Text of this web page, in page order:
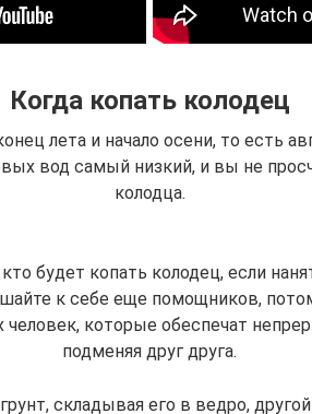
Когда копать колодец
лета и начало осени, то есть
вод самый низкий, и вы не
колодца.
будет копать колодец, если
к себе еще помощников,
которые обеспечат
подменяя друг друга.
складывая его в ведро,